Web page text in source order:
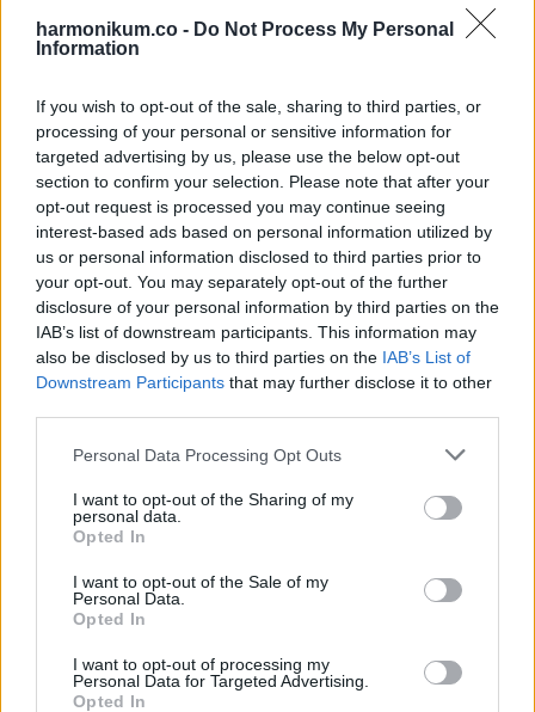
harmonikum.co - Do Not Process My Personal
Information
If you wish to opt-out of the sale, sharing to third parties, or
processing of your personal or sensitive information for
targeted advertising by us, please use the below opt-out
section to confirm your selection. Please note that after your
opt-out request is processed you may continue seeing
interest-based ads based on personal information utilized by
us or personal information disclosed to third parties prior to
your opt-out. You may separately opt-out of the further
disclosure of your personal information by third parties on the
IAB’s list of downstream participants. This information may
also be disclosed by us to third parties on the IAB’s List of
Downstream Participants that may further disclose it to other
Please note that this website/app uses one or more Google
not limited to your visit or usage behaviour. You may click to
grant or deny consent to Google and its third-party tags to
use your data for below specified purposes in below Google
consent section.
Personal Data Processing Opt Outs
I want to opt-out of the Sharing of my
personal data.
Opted In
I want to opt-out of the Sale of my
Personal Data.
Opted In
I want to opt-out of processing my
Personal Data for Targeted Advertising.
Opted In
Mivel a kemény címkék könnyen irritálják a bőrt, egyre több
-puha, letéphető címke,
-közvetlenül az anyagba nyomtatott jelölés,
-nagyon finom, rugalmas címke, ami alig érezhető.
Az, hogy van-e klasszikus címke vagy sem, tudatos döntés,
ami az információt és a kényelmet próbálja egyensúlyban
tartani.
6. A gumírozott szegély
közben ne vágjon be. Ez sokkal nehezebb, mint hangzik. A
gumírozásnak elég tartást kell adnia, ugyanakkor puha
tapintásúnak is kell lennie.
-a gumi vastagsága,